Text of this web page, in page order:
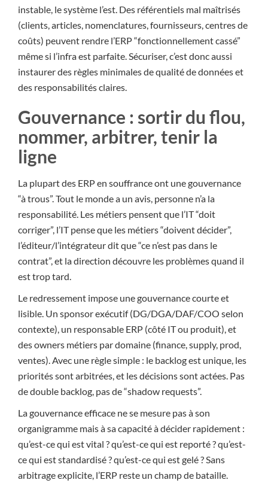
instable, le système l’est. Des référentiels mal maîtrisés
(clients, articles, nomenclatures, fournisseurs, centres de
coûts) peuvent rendre l’ERP “fonctionnellement cassé”
même si l’infra est parfaite. Sécuriser, c’est donc aussi
instaurer des règles minimales de qualité de données et
des responsabilités claires.
Gouvernance : sortir du flou,
nommer, arbitrer, tenir la
ligne
La plupart des ERP en souffrance ont une gouvernance
“à trous”. Tout le monde a un avis, personne n’a la
responsabilité. Les métiers pensent que l’IT “doit
corriger”, l’IT pense que les métiers “doivent décider”,
l’éditeur/l’intégrateur dit que “ce n’est pas dans le
contrat”, et la direction découvre les problèmes quand il
est trop tard.
Le redressement impose une gouvernance courte et
lisible. Un sponsor exécutif (DG/DGA/DAF/COO selon
contexte), un responsable ERP (côté IT ou produit), et
des owners métiers par domaine (finance, supply, prod,
ventes). Avec une règle simple : le backlog est unique, les
priorités sont arbitrées, et les décisions sont actées. Pas
de double backlog, pas de “shadow requests”.
La gouvernance efficace ne se mesure pas à son
organigramme mais à sa capacité à décider rapidement :
qu’est-ce qui est vital ? qu’est-ce qui est reporté ? qu’est-
ce qui est standardisé ? qu’est-ce qui est gelé ? Sans
arbitrage explicite, l’ERP reste un champ de bataille.